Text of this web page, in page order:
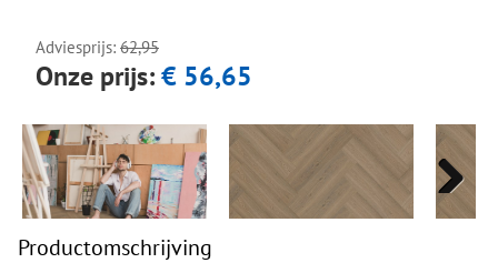
Adviesprijs: 62,95
Onze prijs:€ 56,65
Next
Next
Productomschrijving